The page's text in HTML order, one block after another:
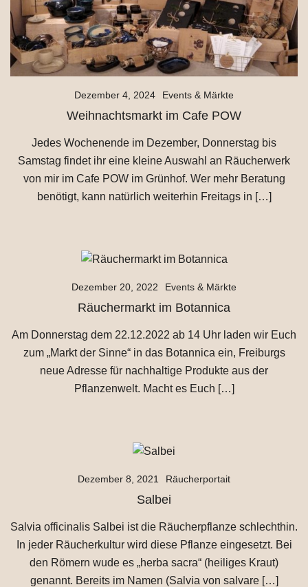
Dezember 4, 2024 Events & Märkte
Weihnachtsmarkt im Cafe POW
Jedes Wochenende im Dezember, Donnerstag bis
Samstag findet ihr eine kleine Auswahl an Räucherwerk
von mir im Cafe POW im Grünhof. Wer mehr Beratung
benötigt, kann natürlich weiterhin Freitags in […]
Dezember 20, 2022 Events & Märkte
Räuchermarkt im Botannica
Am Donnerstag dem 22.12.2022 ab 14 Uhr laden wir Euch
zum „Markt der Sinne“ in das Botannica ein, Freiburgs
neue Adresse für nachhaltige Produkte aus der
Pflanzenwelt. Macht es Euch […]
Dezember 8, 2021 Räucherportait
Salbei
Salvia officinalis Salbei ist die Räucherpflanze schlechthin.
In jeder Räucherkultur wird diese Pflanze eingesetzt. Bei
den Römern wude es „herba sacra“ (heiliges Kraut)
genannt. Bereits im Namen (Salvia von salvare […]